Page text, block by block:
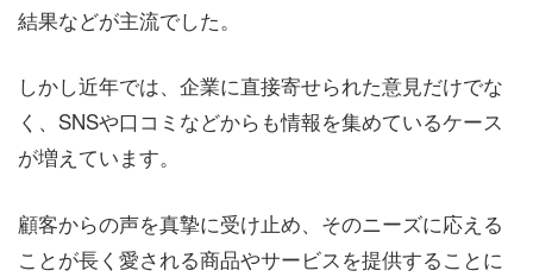
結果などが主流でした。
しかし近年では、企業に直接寄せられた意見だけでな
く、SNSや口コミなどからも情報を集めているケース
が増えています。
顧客からの声を真摯に受け止め、そのニーズに応える
ことが長く愛される商品やサービスを提供することに